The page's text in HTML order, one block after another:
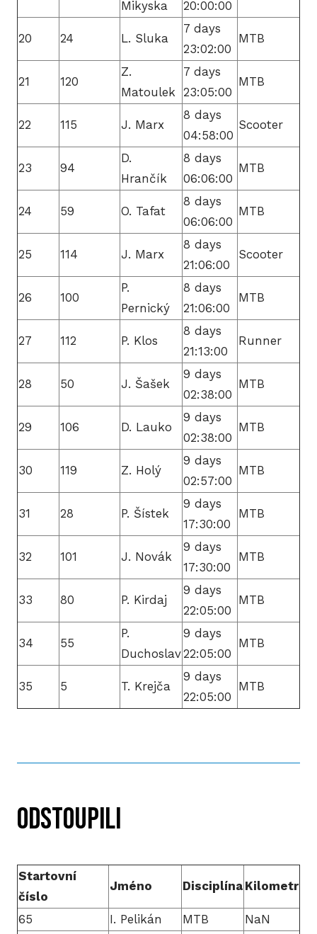
Mikyska 20:00:00
20 24 L. Sluka
7 days
23:02:00
MTB
21 120
Z.
Matoulek
7 days
23:05:00
MTB
22 115 J. Marx
8 days
04:58:00
Scooter
23 94
D.
Hrančík
8 days
06:06:00
MTB
24 59 O. Tafat
8 days
06:06:00
MTB
25 114 J. Marx
8 days
21:06:00
Scooter
26 100
P.
Pernický
8 days
21:06:00
MTB
27 112 P. Klos
8 days
21:13:00
Runner
28 50 J. Šašek
9 days
02:38:00
MTB
29 106 D. Lauko
9 days
02:38:00
MTB
30 119 Z. Holý
9 days
02:57:00
MTB
31 28 P. Šístek
9 days
17:30:00
MTB
32 101 J. Novák
9 days
17:30:00
MTB
33 80 P. Kirdaj
9 days
22:05:00
MTB
34 55
P.
Duchoslav
9 days
22:05:00
MTB
35 5 T. Krejča
9 days
22:05:00
MTB
odstoupili
Startovní
číslo
Jméno Disciplína Kilometr
65 I. Pelikán MTB NaN